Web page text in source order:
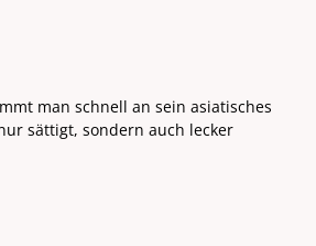
man schnell an sein asiatisches
sättigt, sondern auch lecker